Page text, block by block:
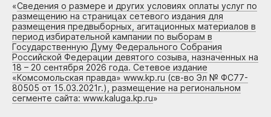
«Сведения о размере и других условиях оплаты услуг по
размещению на страницах сетевого издания для
размещения предвыборных, агитационных материалов в
период избирательной кампании по выборам в
Государственную Думу Федерального Собрания
Российской Федерации девятого созыва, назначенных на
18 – 20 сентября 2026 года. Сетевое издание
«Комсомольская правда» www.kp.ru (св-во Эл № ФС77-
80505 от 15.03.2021г.), размещение на региональном
сегменте сайта: www.kaluga.kp.ru»